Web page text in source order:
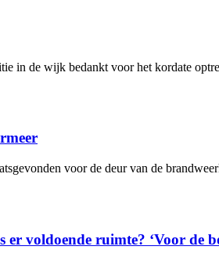
in de wijk bedankt voor het kordate
voor de deur van de
voldoende ruimte? ‘Voor de